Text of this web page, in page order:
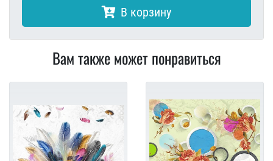
В корзину
Вам также может понравиться